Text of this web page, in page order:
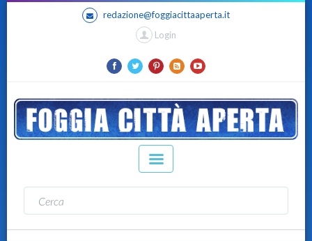
redazione@foggiacittaaperta.it
Login